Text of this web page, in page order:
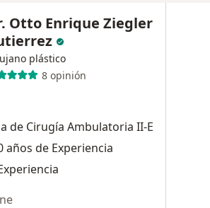
Otto Enrique Ziegler
plástico
8 opinión
de Cirugía Ambulatoria II-E
años de Experiencia